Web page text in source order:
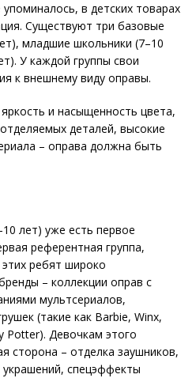
в детских товарах
Существуют три базовые
младшие школьники (7–10
У каждой группы свои
к внешнему виду оправы.
и насыщенность цвета,
деталей, высокие
– оправа должна быть
лет) уже есть первое
референтная группа,
ребят широко
– коллекции оправ с
мультсериа­лов,
(такие как Barbie, Winx,
Potter). Девочкам этого
сторона – отделка заушников,
спецэффекты